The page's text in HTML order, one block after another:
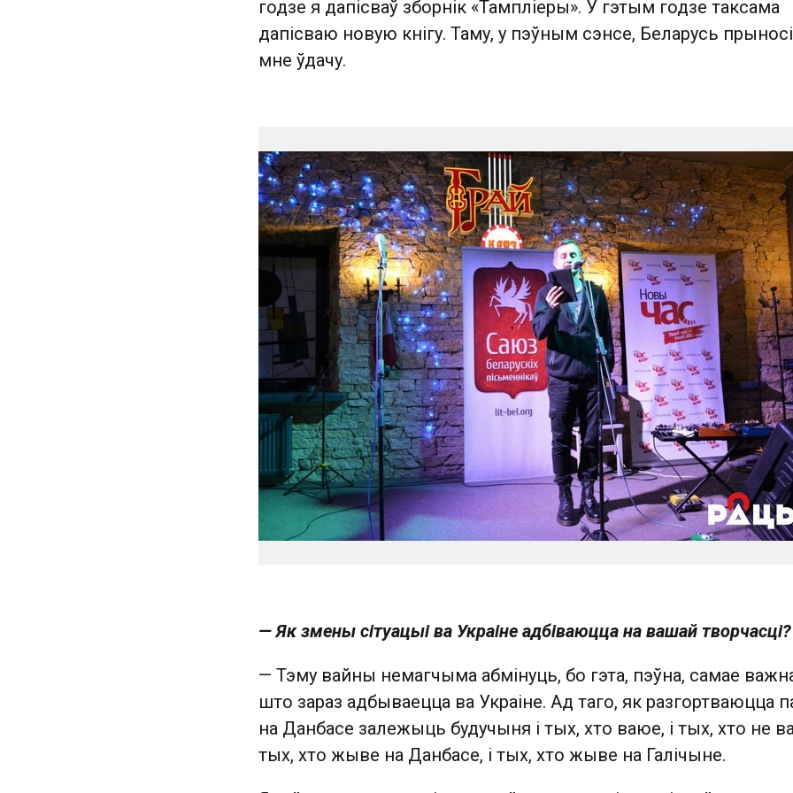
годзе я дапісваў зборнік «Тампліеры». У гэтым годзе таксама
дапісваю новую кнігу. Таму, у пэўным сэнсе, Беларусь
мне ўдачу.
— Як змены сітуацыі ва Украіне адбіваюцца на вашай творчасці?
— Тэму вайны немагчыма абмінуць, бо гэта, пэўна, самае
што зараз адбываецца ва Украіне. Ад таго, як разгортваюцца
на Данбасе залежыць будучыня і тых, хто ваюе, і тых, хто не
тых, хто жыве на Данбасе, і тых, хто жыве на Галічыне.